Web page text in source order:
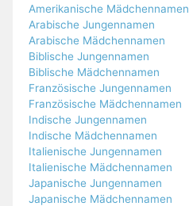
Amerikanische Mädchennamen
Arabische Jungennamen
Arabische Mädchennamen
Biblische Jungennamen
Biblische Mädchennamen
Französische Jungennamen
Französische Mädchennamen
Indische Jungennamen
Indische Mädchennamen
Italienische Jungennamen
Italienische Mädchennamen
Japanische Jungennamen
Japanische Mädchennamen